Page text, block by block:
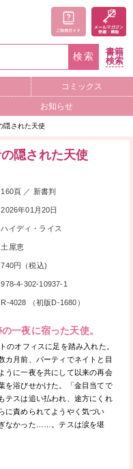
検索
書籍
検索
コミックス
お知らせ
隠された天使
隠された天使
一夜に宿った天使。
のオフィスに足を踏み入れた。
カ月前、パーティでネイトと目
うに一夜を共にして以来の再会
を浴びせかけた。「金目当てで
テスは追い払われ、途方にくれ
に責められてようやく気づい
なかった……。テスは涙を堪
160頁 ／ 新書判
2026年01月20日
ハイディ・ライス
土屋恵
740円（税込)
978-4-302-10937-1
R-4028 （初版D-1680）